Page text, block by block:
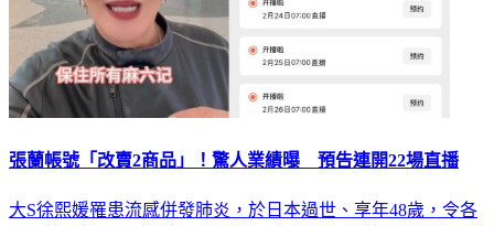
張蘭帳號「改賣2商品」！驚人業績曝 預告連開22場直播
大S徐熙媛罹患流感併發肺炎，於日本過世、享年48歲，令各